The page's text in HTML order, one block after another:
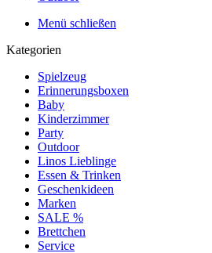
Menü schließen
Kategorien
Spielzeug
Erinnerungsboxen
Baby
Kinderzimmer
Party
Outdoor
Linos Lieblinge
Essen & Trinken
Geschenkideen
Marken
SALE %
Brettchen
Service